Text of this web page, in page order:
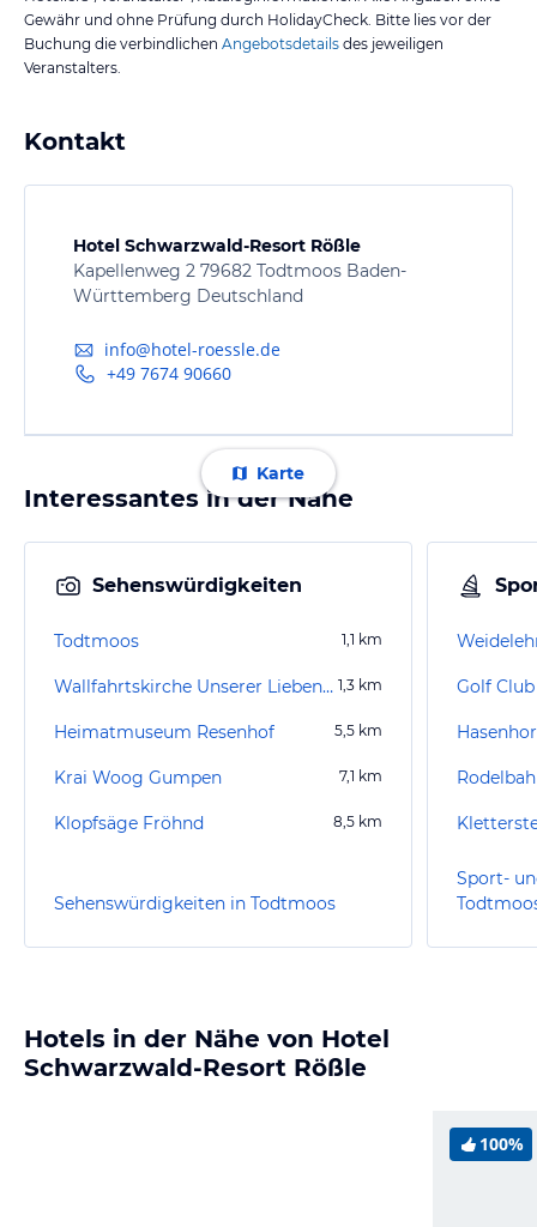
Gewähr und ohne Prüfung durch HolidayCheck. Bitte lies vor der
Buchung die verbindlichen Angebotsdetails des jeweiligen
Veranstalters.
Kontakt
Hotel Schwarzwald-Resort Rößle
Kapellenweg 2 79682 Todtmoos Baden-
Württemberg Deutschland
info@hotel-roessle.de
+49 7674 90660
Karte
Interessantes in der Nähe
Sehenswürdigkeiten
Todtmoos 1,1 km
Wallfahrtskirche Unserer Lieben Frau 1,3 km
Heimatmuseum Resenhof 5,5 km
Krai Woog Gumpen 7,1 km
Klopfsäge Fröhnd 8,5 km
Sehenswürdigkeiten in Todtmoos
Golf Club
Sport-
Hotels in der Nähe von Hotel
Schwarzwald-Resort Rößle
100%